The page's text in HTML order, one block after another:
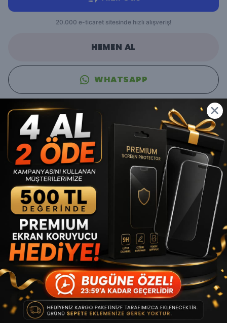
HEMEN AL
WHATSAPP
Ücretsiz Kargo
En Uygun Fiyat Garantisi
Ürün Açıklaması
Change MagSafe Kılıfile iPhone’unuzu anındaYeni iPhone 17
Serisi estetiğine kavuşturun
. Sadece görünüm açısından
değil, koruma ve işlevsellik açısından da öne çıkan bu kılıf, hem
şık hem akıllı bir tercih.
iPhone’unuza modern bir dokunuş katmak ve onu yepyeni
bir17 Serisimodeli gibi göstermek istiyorsanız , Change
MagSafe Kılıf tam size göre.
Premium Tasarım & Görünüm
Şık renkleriyle dikkat çeken bu kılıf, modern ve lüks bir
dokunuş sunar. Özel tasarımı sayesinde telefonunuza
takıldığında, adetayepyeni bir17 Serisihavası verir.
Lens Koruma Özelliği
Kamera lensleri için yükseltilmiş çerçevelerle